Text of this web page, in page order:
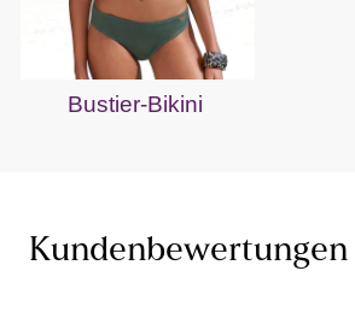
Bustier-Bikini
Kundenbewertungen